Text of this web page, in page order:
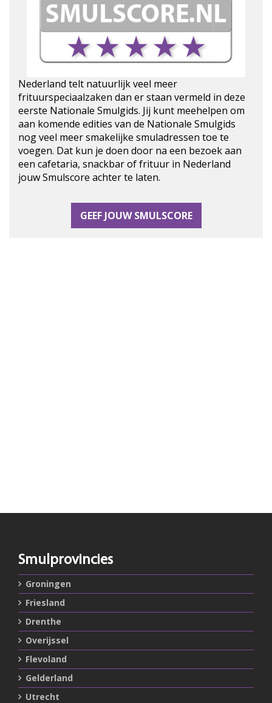
Nederland telt natuurlijk veel meer
frituurspeciaalzaken dan er staan vermeld in deze
eerste Nationale Smulgids. Jij kunt meehelpen om
aan komende edities van de Nationale Smulgids
nog veel meer smakelijke smuladressen toe te
voegen. Dat kun je doen door na een bezoek aan
een cafetaria, snackbar of frituur in Nederland
jouw Smulscore achter te laten.
GEEF JOUW SMULSCORE
Smulprovincies
Groningen
Friesland
Drenthe
Overijssel
Flevoland
Gelderland
Utrecht